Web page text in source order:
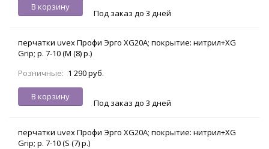
В корзину
Под заказ до 3 дней
перчатки uvex Профи Эрго XG20A; покрытие: нитрил+XG
Grip; р. 7-10 (M (8) р.)
Розничные: 1 290 руб.
В корзину
Под заказ до 3 дней
перчатки uvex Профи Эрго XG20A; покрытие: нитрил+XG
Grip; р. 7-10 (S (7) р.)